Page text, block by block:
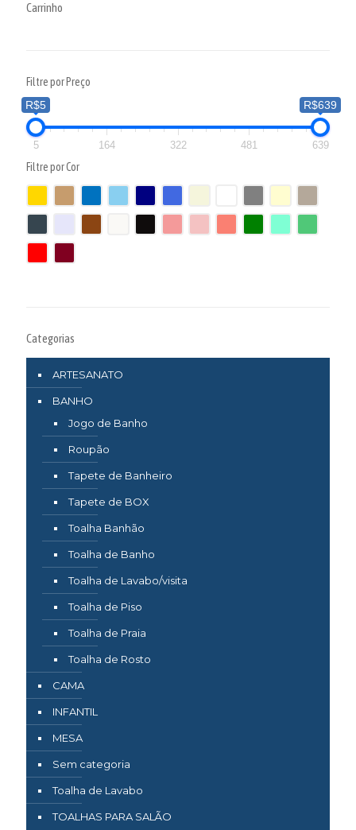
Carrinho
Filtre por Preço
R$5
R$639
5 164 322 481 639
Filtre por Cor
Categorias
ARTESANATO
BANHO
Jogo de Banho
Roupão
Tapete de Banheiro
Tapete de BOX
Toalha Banhão
Toalha de Banho
Toalha de Lavabo/visita
Toalha de Piso
Toalha de Praia
Toalha de Rosto
CAMA
INFANTIL
MESA
Sem categoria
Toalha de Lavabo
TOALHAS PARA SALÃO